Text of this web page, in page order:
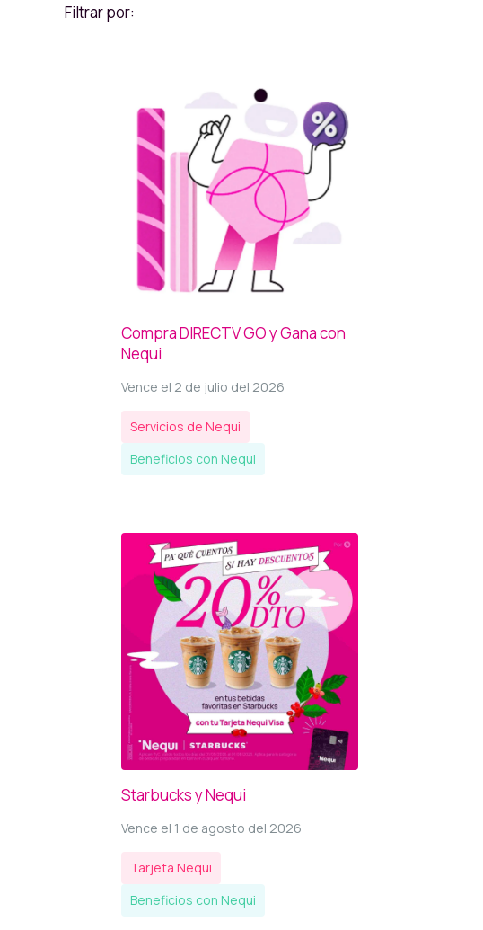
Filtrar por:
Compra DIRECTV GO y Gana con
Nequi
Vence el 2 de julio del 2026
Servicios de Nequi
Beneficios con Nequi
Starbucks y Nequi
Vence el 1 de agosto del 2026
Tarjeta Nequi
Beneficios con Nequi